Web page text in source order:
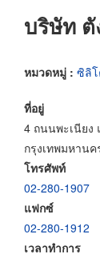
บริษัท ตั
หมวดหมู่ : ซิลิ
ที่อยู่
4 ถนนพะเนียง
กรุงเทพมหานค
โทรศัพท์
02-280-1907
แฟกซ์
02-280-1912
เวลาทำการ